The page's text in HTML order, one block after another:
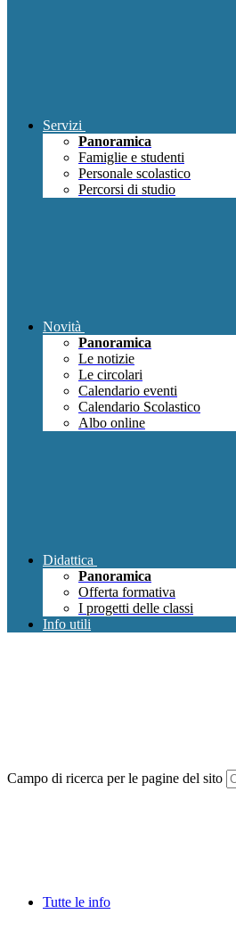
Servizi
Panoramica
Famiglie e studenti
Personale scolastico
Percorsi di studio
Novità
Panoramica
Le notizie
Le circolari
Calendario eventi
Calendario Scolastico
Albo online
Didattica
Panoramica
Offerta formativa
I progetti delle classi
Info utili
Campo di ricerca per le pagine del sito
Tutte le info